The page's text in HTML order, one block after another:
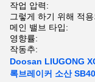
작업 압력:
그렇게 하기 위해 적
메인 밸브 타입:
영향률:
작동추:
Doosan LIUGONG
록브레이커 소산